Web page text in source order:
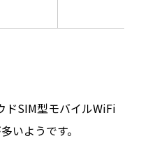
SIM型モバイルWiFi
いようです。